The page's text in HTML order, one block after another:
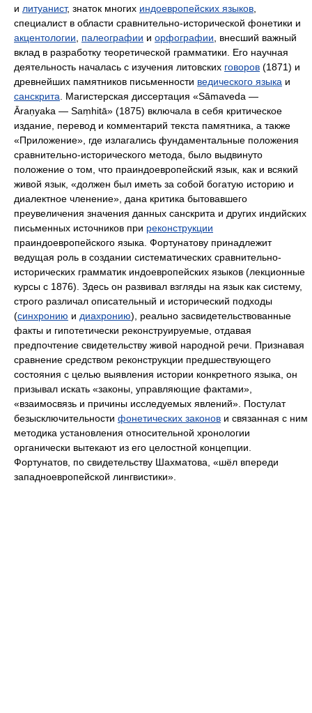
и литуанист, знаток многих индоевропейских языков
специалист в области сравнительно-исторической фонетики и
акцентологии
палеографии и орфографии , внесший важный
вклад в разработку теоретической грамматики. Его научная
деятельность началась с изучения литовских говоров (1871) и
древнейших памятников письменности ведического языка и
санскрита . Магистерская диссертация «Sāmaveda —
Āraṇyaka — Saṃhitā» (1875) включала в себя критическое
издание, перевод и комментарий текста памятника, а также
«Приложение», где излагались фундаментальные положения
сравнительно-исторического метода, было выдвинуто
положение о том, что праиндоевропейский язык, как и всякий
живой язык, «должен был иметь за собой богатую историю и
диалектное членение», дана критика бытовавшего
преувеличения значения данных санскрита и других индийских
письменных источников при реконструкции
праиндоевропейского языка. Фортунатову принадлежит
ведущая роль в создании систематических сравнительно-
исторических грамматик индоевропейских языков (лекционные
курсы с 1876). Здесь он развивал взгляды на язык как систему,
строго различал описательный и исторический подходы
(синхронию и диахронию), реально засвидетельствованные
факты и гипотетически реконструируемые, отдавая
предпочтение свидетельству живой народной речи. Признавая
сравнение средством реконструкции предшествующего
состояния с целью выявления истории конкретного языка, он
призывал искать «законы, управляющие фактами»,
«взаимосвязь и причины исследуемых явлений». Постулат
безысключительности фонетических законов и связанная с ним
методика установления относительной хронологии
органически вытекают из его целостной концепции.
Фортунатов, по свидетельству Шахматова, «шёл впереди
западноевропейской лингвистики».